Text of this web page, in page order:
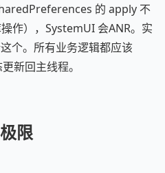
的 apply 不
作），SystemUI 会ANR。实
个。所有业务逻辑都应该
新回主线程。
限